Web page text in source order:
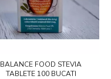
BALANCE FOOD STEVIA
TABLETE 100 BUCATI